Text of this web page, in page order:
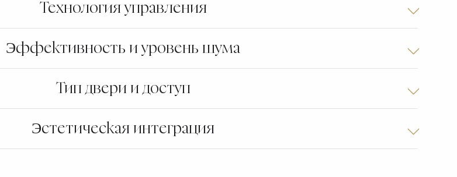
Технология управления
Эффективность и уровень шума
Тип двери и доступ
Эстетическая интеграция